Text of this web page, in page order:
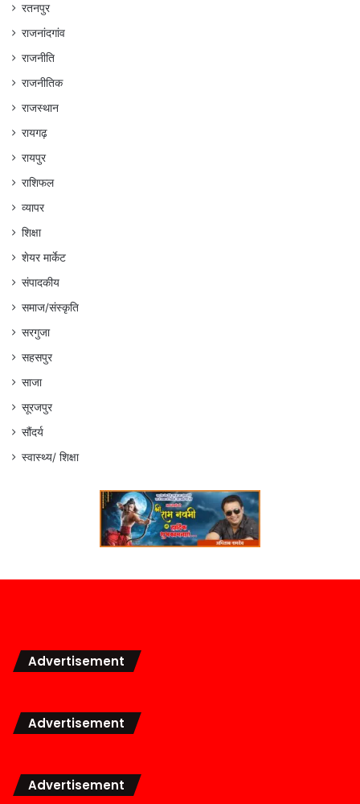
रतनपुर
राजनांदगांव
राजनीति
राजनीतिक
राजस्थान
रायगढ़
रायपुर
राशिफल
व्यापर
शिक्षा
शेयर मार्केट
संपादकीय
समाज/संस्कृति
सरगुजा
सहसपुर
साजा
सूरजपुर
सौंदर्य
स्वास्थ्य/ शिक्षा
Advertisement
Advertisement
Advertisement